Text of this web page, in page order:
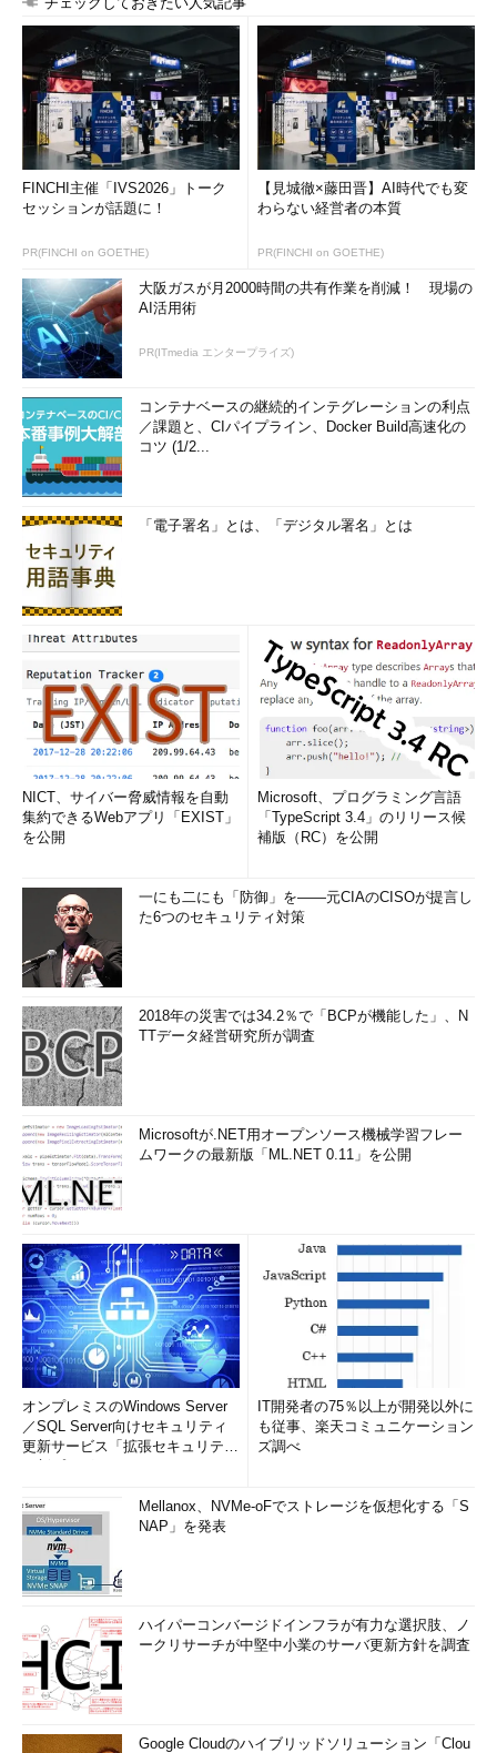
と、幅もレイヤーも多彩な講義が行われた。「時間が重なってし
まったあの講義も受けたかった」といった声が多く聞かれ、「ぜ
ひVR（Virtual Reality：仮想現実）によるキャンプを実現した
い。時間にとらわれることなく、いつでも振り返りができるか
ら」と提言した受講者もいた。この「好奇心」だけでも業界とし
ては大きな収穫といえる。
創造する仕事はなくならない
FINCHI主催「IVS2026」トーク
セッションが話題に！
PR(FINCHI on GOETHE)
【見城徹×藤田晋】AI時代でも変
わらない経営者の本質
PR(FINCHI on GOETHE)
大阪ガスが月2000時間の共有作業を削減！ 現場の
AI活用術
PR(ITmedia エンタープライズ)
コンテナベースの継続的インテグレーションの利点
／課題と、CIパイプライン、Docker Build高速化の
コツ (1/2...
「電子署名」とは、「デジタル署名」とは
NICT、サイバー脅威情報を自動
集約できるWebアプリ「EXIST」
を公開
Microsoft、プログラミング言語
「TypeScript 3.4」のリリース候
補版（RC）を公開
一にも二にも「防御」を――元CIAのCISOが提言し
た6つのセキュリティ対策
2018年の災害では34.2％で「BCPが機能した」、N
TTデータ経営研究所が調査
Microsoftが.NET用オープンソース機械学習フレー
ムワークの最新版「ML.NET 0.11」を公開
オンプレミスのWindows Server
／SQL Server向けセキュリティ
更新サービス「拡張セキュリティ
IT開発者の75％以上が開発以外に
も従事、楽天コミュニケーション
ズ調べ
Mellanox、NVMe-oFでストレージを仮想化する「S
NAP」を発表
ハイパーコンバージドインフラが有力な選択肢、ノ
ークリサーチが中堅中小業のサーバ更新方針を調査
Google Cloudのハイブリッドソリューション「Clou